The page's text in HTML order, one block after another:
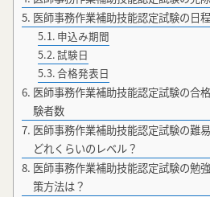
医師事務作業補助技能認定試験の日程
申込み期間
試験日
合格発表日
医師事務作業補助技能認定試験の合
験者数
医師事務作業補助技能認定試験の難
どれくらいのレベル？
医師事務作業補助技能認定試験の勉
策方法は？